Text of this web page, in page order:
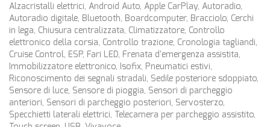
Alzacristalli elettrici, Android Auto, Apple CarPlay, Autoradio,
Autoradio digitale, Bluetooth, Boardcomputer, Bracciolo, Cerchi
in lega, Chiusura centralizzata, Climatizzatore, Controllo
elettronico della corsia, Controllo trazione, Cronologia tagliandi,
Cruise Control, ESP, Fari LED, Frenata d'emergenza assistita,
Immobilizzatore elettronico, Isofix, Pneumatici estivi,
Riconoscimento dei segnali stradali, Sedile posteriore sdoppiato,
Sensore di luce, Sensore di pioggia, Sensori di parcheggio
anteriori, Sensori di parcheggio posteriori, Servosterzo,
Specchietti laterali elettrici, Telecamera per parcheggio assistito,